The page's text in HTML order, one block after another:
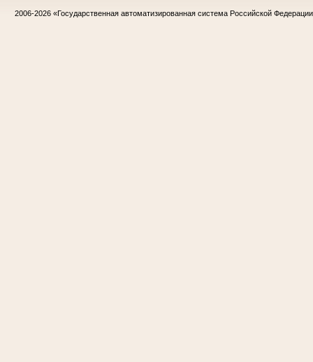
2006-2026 «Государственная автоматизированная система Российской